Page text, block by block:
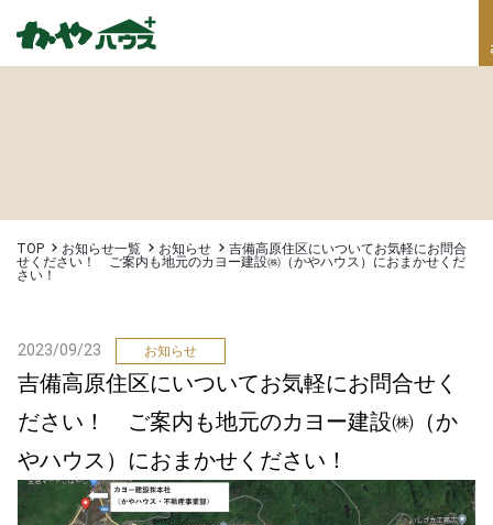
TOP お知らせ一覧 お知らせ
吉備高原住区にいついてお気軽にお問合
せください！ ご案内も地元のカヨー建設㈱（かやハウス）におまかせくだ
さい！
2023/09/23 お知らせ
吉備高原住区にいついてお気軽にお問合せく
ださい！ ご案内も地元のカヨー建設㈱（か
やハウス）におまかせください！